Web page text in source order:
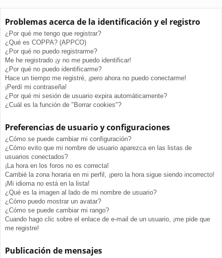
Problemas acerca de la identificación y el registro
¿Por qué me tengo que registrar?
¿Qué es COPPA? (APPCO)
¿Por qué no puedo registrarme?
Me he registrado ¡y no me puedo identificar!
¿Por qué no puedo identificarme?
Hace un tiempo me registré, ¡pero ahora no puedo conectarme!
¡Perdí mi contraseña!
¿Por qué mi sesión de usuario expira automáticamente?
¿Cuál es la función de "Borrar cookies"?
Preferencias de usuario y configuraciones
¿Cómo se puede cambiar mi configuración?
¿Cómo evito que mi nombre de usuario aparezca en las listas de
usuarios conectados?
¡La hora en los foros no es correcta!
Cambié la zona horaria en mi perfil, ¡pero la hora sigue siendo incorrecto!
¡Mi idioma no está en la lista!
¿Qué es la imagen al lado de mi nombre de usuario?
¿Cómo puedo mostrar un avatar?
¿Cómo se puede cambiar mi rango?
Cuando hago clic sobre el enlace de e-mail de un usuario, ¡me pide que
me registre!
Publicación de mensajes